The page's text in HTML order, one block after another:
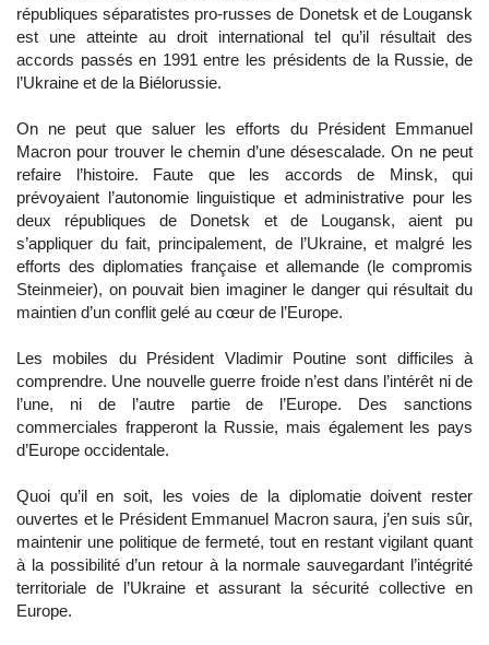
républiques séparatistes pro-russes de Donetsk et de Lougansk
est une atteinte au droit international tel qu’il résultait des
accords passés en 1991 entre les présidents de la Russie, de
l’Ukraine et de la Biélorussie.
On ne peut que saluer les efforts du Président Emmanuel
Macron pour trouver le chemin d’une désescalade. On ne peut
refaire l’histoire. Faute que les accords de Minsk, qui
prévoyaient l’autonomie linguistique et administrative pour les
deux républiques de Donetsk et de Lougansk, aient pu
s’appliquer du fait, principalement, de l’Ukraine, et malgré les
efforts des diplomaties française et allemande (le compromis
Steinmeier), on pouvait bien imaginer le danger qui résultait du
maintien d’un conflit gelé au cœur de l’Europe.
Les mobiles du Président Vladimir Poutine sont difficiles à
comprendre. Une nouvelle guerre froide n’est dans l’intérêt ni de
l’une, ni de l’autre partie de l’Europe. Des sanctions
commerciales frapperont la Russie, mais également les pays
d’Europe occidentale.
Quoi qu’il en soit, les voies de la diplomatie doivent rester
ouvertes et le Président Emmanuel Macron saura, j’en suis sûr,
maintenir une politique de fermeté, tout en restant vigilant quant
à la possibilité d’un retour à la normale sauvegardant l’intégrité
territoriale de l’Ukraine et assurant la sécurité collective en
Europe.